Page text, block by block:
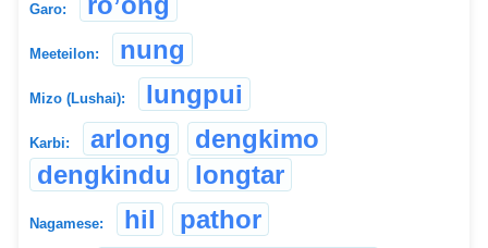
Garo:
Meeteilon: nung
Mizo (Lushai): lungpui
Karbi: arlong
dengkimo
dengkindu
longtar
Nagamese: hil pathor